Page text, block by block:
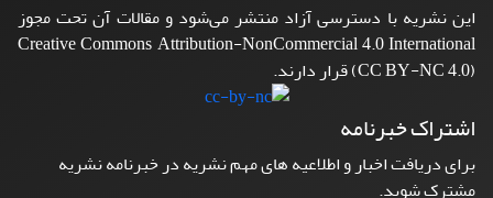
این نشریه با دسترسی آزاد منتشر می‌شود و مقالات آن تحت مجوز
Creative Commons Attribution-NonCommercial 4.0 International
(CC BY-NC 4.0) قرار دارند.
اشتراک خبرنامه
برای دریافت اخبار و اطلاعیه های مهم نشریه در خبرنامه نشریه
مشترک شوید.